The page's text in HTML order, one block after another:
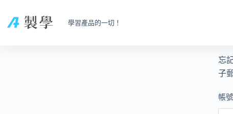
學習產品的一切！
忘
子
帳